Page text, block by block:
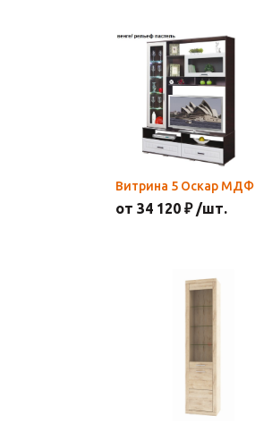
Витрина 5 Оскар МДФ
от 34 120 ₽ /шт.